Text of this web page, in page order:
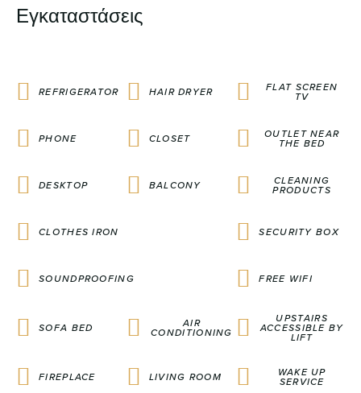
Εγκαταστάσεις
REFRIGERATOR HAIR DRYER FLAT SCREEN
TV
PHONE CLOSET OUTLET NEAR
THE BED
DESKTOP BALCONY CLEANING
PRODUCTS
CLOTHES IRON SECURITY BOX
SOUNDPROOFING FREE WIFI
SOFA BED AIR
CONDITIONING
UPSTAIRS
ACCESSIBLE BY
LIFT
FIREPLACE LIVING ROOM WAKE UP
SERVICE